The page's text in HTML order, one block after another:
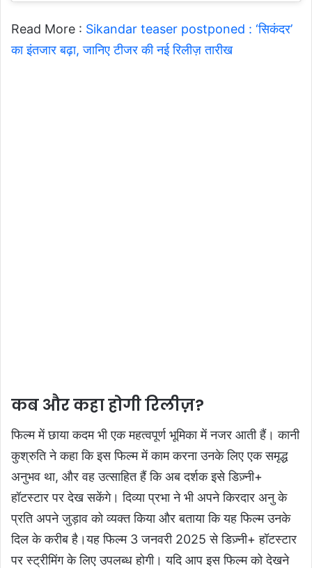
Read More : Sikandar teaser postponed : ‘सिकंदर’
का इंतजार बढ़ा, जानिए टीजर की नई रिलीज़ तारीख
कब और कहा होगी रिलीज़?
फिल्म में छाया कदम भी एक महत्वपूर्ण भूमिका में नजर आती हैं। कानी
कुश्रुति ने कहा कि इस फिल्म में काम करना उनके लिए एक समृद्ध
अनुभव था, और वह उत्साहित हैं कि अब दर्शक इसे डिज़्नी+
हॉटस्टार पर देख सकेंगे। दिव्या प्रभा ने भी अपने किरदार अनु के
प्रति अपने जुड़ाव को व्यक्त किया और बताया कि यह फिल्म उनके
दिल के करीब है।यह फिल्म 3 जनवरी 2025 से डिज़्नी+ हॉटस्टार
पर स्ट्रीमिंग के लिए उपलब्ध होगी। यदि आप इस फिल्म को देखने